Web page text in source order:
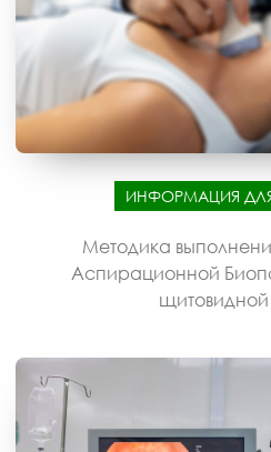
ИНФОРМАЦИЯ
Методика
Аспирационной